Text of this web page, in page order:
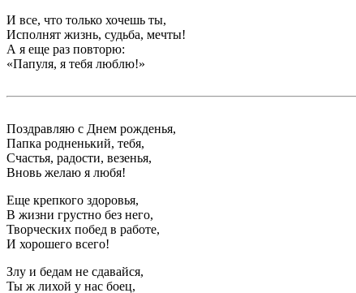
И все, что только хочешь ты,
Исполнят жизнь, судьба, мечты!
А я еще раз повторю:
«Папуля, я тебя люблю!»
Поздравляю с Днем рожденья,
Папка родненький, тебя,
Счастья, радости, везенья,
Вновь желаю я любя!
Еще крепкого здоровья,
В жизни грустно без него,
Творческих побед в работе,
И хорошего всего!
Злу и бедам не сдавайся,
Ты ж лихой у нас боец,